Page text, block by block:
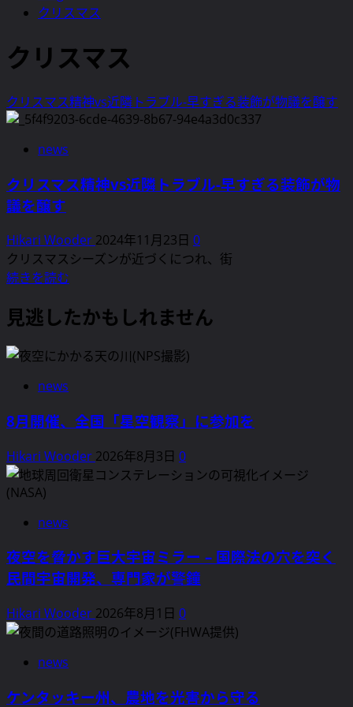
クリスマス
クリスマス
クリスマス精神vs近隣トラブル-早すぎる装飾が物議を醸す
news
クリスマス精神vs近隣トラブル-早すぎる装飾が物
議を醸す
Hikari Wooder 2024年11月23日 0
クリスマスシーズンが近づくにつれ、街
続きを読む
ス
ス
近
ト
ラ
す
ぎ
装
飾
議
見逃したかもしれません
news
8月開催、全国「星空観察」に参加を
Hikari Wooder 2026年8月3日 0
news
夜空を脅かす巨大宇宙ミラー – 国際法の穴を突く
民間宇宙開発、専門家が警鐘
Hikari Wooder 2026年8月1日 0
news
ケンタッキー州、農地を光害から守る